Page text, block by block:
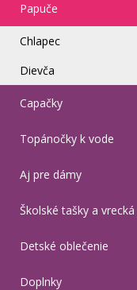
Papuče
Chlapec
Dievča
Capačky
Topánočky k vode
Aj pre dámy
Školské tašky a vrecká
Detské oblečenie
Doplnky